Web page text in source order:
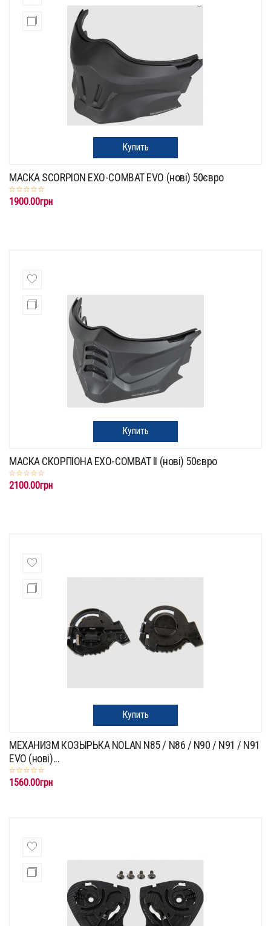
Купить
МАСКА SCORPION EXO-COMBAT EVO (нові) 50євро
1900.00грн
Купить
МАСКА СКОРПІОНА EXO-COMBAT II (нові) 50євро
2100.00грн
Купить
МЕХАНИЗМ КОЗЫРЬКА NOLAN N85 / N86 / N90 / N91 / N91
EVO (нові)...
1560.00грн